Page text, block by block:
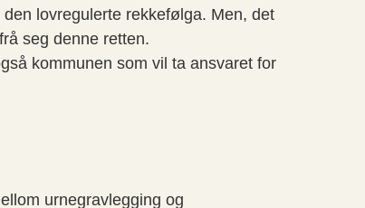
lovregulerte rekkefølga. Men, det
seg denne retten.
kommunen som vil ta ansvaret for
urnegravlegging og